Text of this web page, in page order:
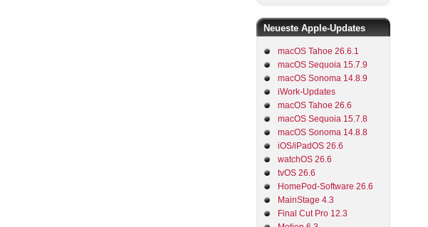
Neueste Apple-Updates
macOS Tahoe 26.6.1
macOS Sequoia 15.7.9
macOS Sonoma 14.8.9
iWork-Updates
macOS Tahoe 26.6
macOS Sequoia 15.7.8
macOS Sonoma 14.8.8
iOS/iPadOS 26.6
watchOS 26.6
tvOS 26.6
HomePod-Software 26.6
MainStage 4.3
Final Cut Pro 12.3